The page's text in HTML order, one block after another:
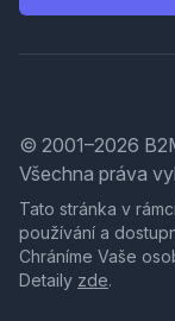
© 2001–2026
Všechna práva
Tato stránka v
používání a
Chráníme Vaše
Detaily zde.